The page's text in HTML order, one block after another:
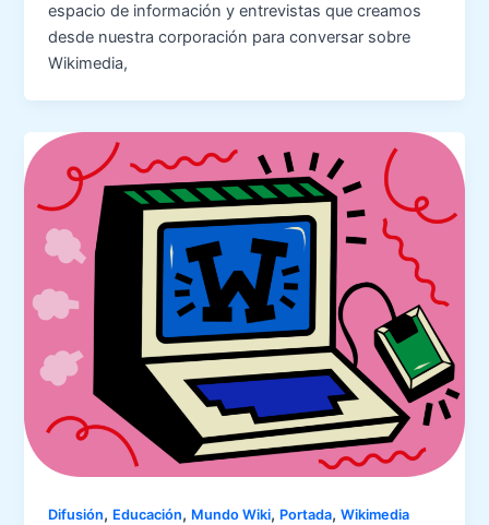
espacio de información y entrevistas que creamos
desde nuestra corporación para conversar sobre
Wikimedia,
Difusión, Educación, Mundo Wiki, Portada,Wikimedia